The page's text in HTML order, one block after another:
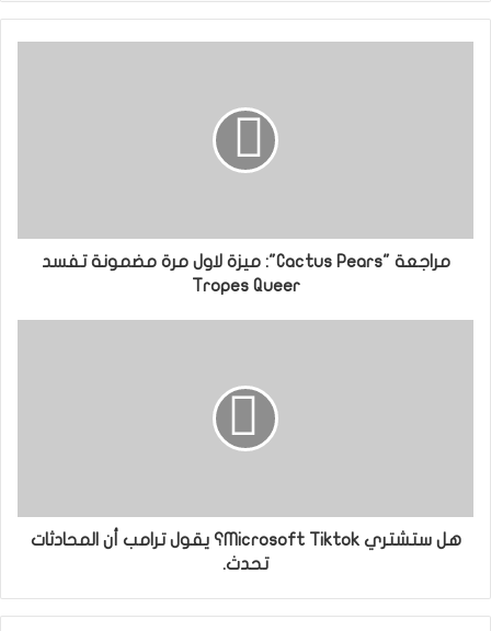
مراجعة "Cactus Pears": ميزة لاول مرة مضمونة تفسد
Tropes Queer
هل ستشتري Microsoft Tiktok؟ يقول ترامب أن المحادثات
تحدث.